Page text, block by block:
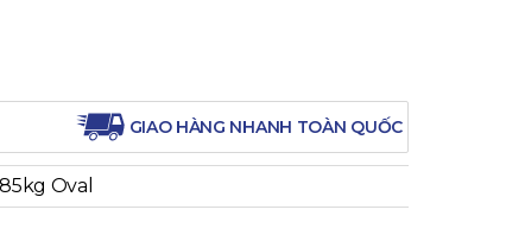
GIAO HÀNG NHANH TOÀN QUỐC
Oval